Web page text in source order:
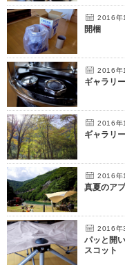
2016年
開梱
2016年
ギャラリ
2016年
ギャラリ
2016年
真夏のア
2016年
パッと開
スコット